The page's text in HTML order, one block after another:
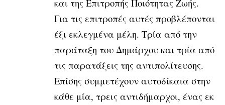
και της Επιτροπής Ποιότητας Ζωής.
Για τις επιτροπές αυτές προβλέπονται
έξι εκλεγμένα μέλη. Τρία από την
παράταξη του Δημάρχου και τρία από
τις παρατάξεις της αντιπολίτευσης.
Επίσης συμμετέχουν αυτοδίκαια στην
κάθε μία, τρεις αντιδήμαρχοι, ένας εκ